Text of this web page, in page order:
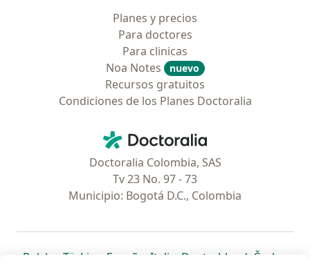
Planes y precios
Para doctores
Para clinicas
Noa Notes
nuevo
Recursos gratuitos
Condiciones de los Planes Doctoralia
Doctoralia - Página de inicio
Doctoralia Colombia, SAS
Tv 23 No. 97 - 73
Municipio: Bogotá D.C., Colombia
Polska se abre en una nueva pestaña
Türkiye se abre en una nueva pestaña
España se abre en una nueva pestaña
Italia se abre en una nueva
Deutschlandse abre en
Česko